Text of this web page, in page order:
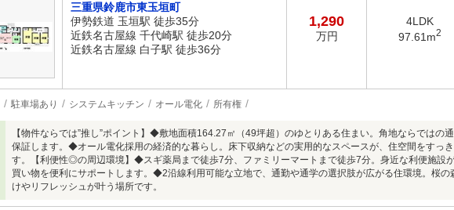
三重県鈴鹿市東玉垣町
伊勢鉄道 玉垣駅 徒歩35分
近鉄名古屋線 千代崎駅 徒歩20分
近鉄名古屋線 白子駅 徒歩36分
1,290
万円
4LDK
97.61m2
駐車場あり システムキッチン オール電化 所有権
【物件ならでは”推し”ポイント】◆敷地面積164.27㎡（49坪超）のゆとりある住まい。角地ならではの
保証します。◆オール電化採用の経済的な暮らし。床下収納などの実用的なスペースが、住空間をすっ
す。【利便性◎の周辺環境】◆スギ薬局まで徒歩7分、ファミリーマートまで徒歩7分。身近な利便施設
買い物を便利にサポートします。◆2沿線利用可能な立地で、通勤や通学の選択肢が広がる住環境。桜
けやリフレッシュが叶う場所です。